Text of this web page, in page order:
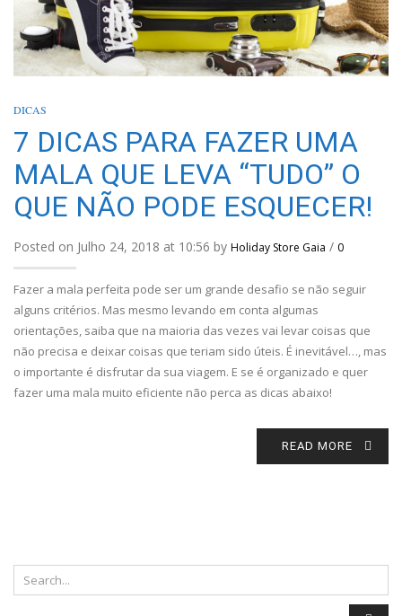
DICAS
7 DICAS PARA FAZER UMA
MALA QUE LEVA “TUDO” O
QUE NÃO PODE ESQUECER!
Posted on Julho 24, 2018 at 10:56 by Holiday Store Gaia / 0
Fazer a mala perfeita pode ser um grande desafio se não seguir
alguns critérios. Mas mesmo levando em conta algumas
orientações, saiba que na maioria das vezes vai levar coisas que
não precisa e deixar coisas que teriam sido úteis. É inevitável…, mas
o importante é disfrutar da sua viagem. E se é organizado e quer
fazer uma mala muito eficiente não perca as dicas abaixo!
READ MORE